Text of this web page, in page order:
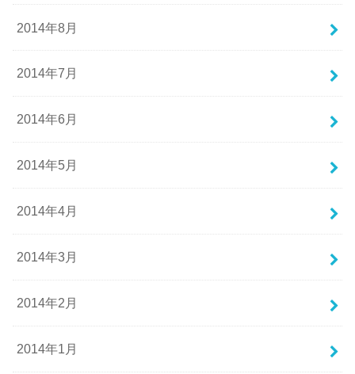
2014年8月
2014年7月
2014年6月
2014年5月
2014年4月
2014年3月
2014年2月
2014年1月